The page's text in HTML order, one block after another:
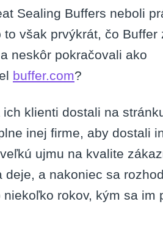
Sealing Buffers neboli
však prvýkrát, čo Buffer
a neskôr pokračovali ako
buffer.com?
klienti dostali na
inej firme, aby dostali
ujmu na kvalite
a nakoniec sa
rokov, kým sa im